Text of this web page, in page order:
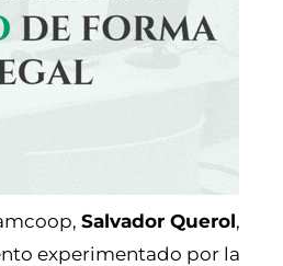
Salvador Querol,
experimentado por la